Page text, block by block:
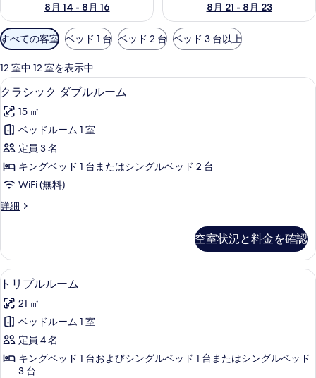
8月 14 - 8月 16
8月 21 - 8月 23
利
用
可
能
な
客
室
の
り
込
み
すべての客室 ベッド 1 台 ベッド 2 台 ベッド 3 台以上
12 室中 12 室を表示中
ク
ラ
シ
ッ
ク
ダ
ル
ー
ム
の
す
べ
て
の
羽毛の掛け布団、ミニバー、セーフ
5
クラシック ダブルルーム
15 ㎡
ベッドルーム 1 室
定員 3 名
キングベッド 1 台またはシングルベッド 2 台
WiFi (無料)
詳細
ク
ク
ダ
ブ
ル
ー
ム
の
詳
空室状況と料金を確認
ト
リ
プ
ル
ル
トリプルルーム | 羽毛の掛け布団、
10
トリプルルーム
21 ㎡
ベッドルーム 1 室
定員 4 名
キングベッド 1 台およびシングルベッド 1 台またはシングルベッド
3 台